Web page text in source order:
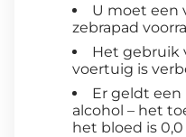
U moet een
zebrapad
Het gebruik
voertuig is
Er geldt
alcohol – het
het bloed is